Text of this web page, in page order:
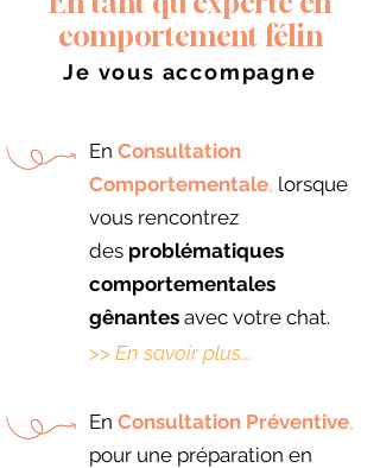
comportement félin
Je vous accompagne
​En Consultation
Comportementale, lorsque
vous rencontrez
des problématiques
comportementales
gênantes avec votre chat.
>> En savoir plus...
En Consultation Préventive,
pour une préparation en